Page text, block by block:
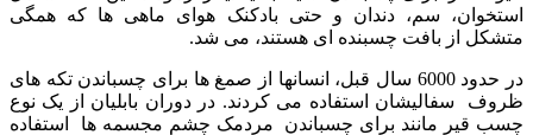
استخوان، سم، دندان و حتی بادکنک هوای ماهی ها که همگی
متشکل از بافت چسبنده ای هستند، می شد.
در حدود 6000 سال قبل، انسانها از صمغ ها برای چسباندن تکه های
ظروف سفالیشان استفاده می کردند. در دوران بابلیان از یک نوع
چسب قیر مانند برای چسباندن مردمک چشم مجسمه ها استفاده